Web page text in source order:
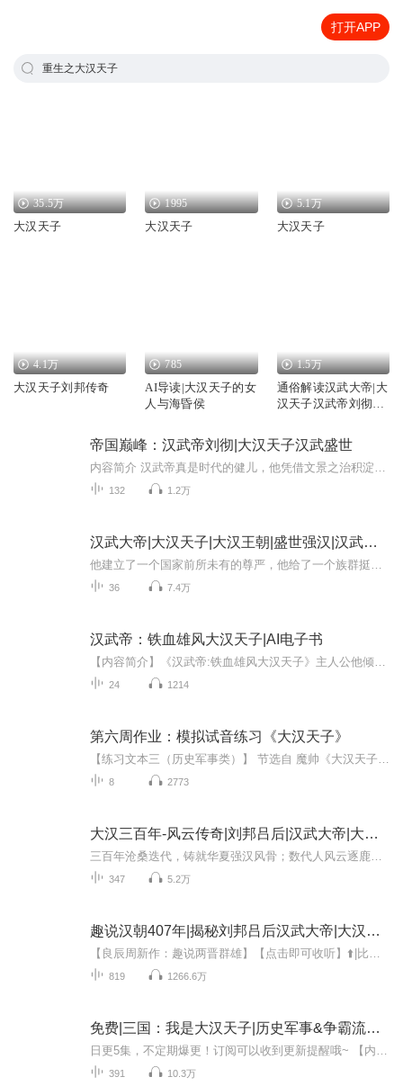
打开APP
重生之大汉天子
35.5万
大汉天子
1995
大汉天子
5.1万
大汉天子
4.1万
大汉天子刘邦传奇
785
AI导读|大汉天子的女
人与海昏侯
1.5万
通俗解读汉武大帝|大
汉天子汉武帝刘彻大
帝国巅峰：汉武帝刘彻|大汉天子汉武盛世
132 1.2万
汉武大帝|大汉天子|大汉王朝|盛世强汉|汉武帝传
36 7.4万
汉武帝：铁血雄风大汉天子|AI电子书
24 1214
第六周作业：模拟试音练习《大汉天子》
8 2773
大汉三百年-风云传奇|刘邦吕后|汉武大帝|大汉天子
347 5.2万
趣说汉朝407年|揭秘刘邦吕后汉武大帝|大汉天子
819 1266.6万
免费|三国：我是大汉天子|历史军事&争霸流&皇子
391 10.3万